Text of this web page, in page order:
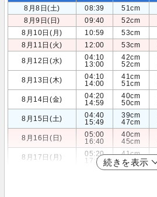
8月8日(土)
08:39 51cm
8月9日(日)
09:40 52cm
8月10日(月)
10:59 53cm
8月11日(火)
12:00 53cm
8月12日(水)
04:10
13:00
42cm
52cm
8月13日(木)
04:10
14:00
41cm
51cm
8月14日(金)
04:20
14:59
40cm
50cm
8月15日(土)
04:40
15:49
39cm
47cm
8月16日(日)
05:00
16:40
40cm
45cm
8月17日(月)
05:20
17:39
41cm
42cm
続きを表示